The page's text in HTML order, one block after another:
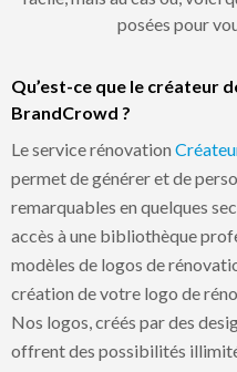
posées pour
Qu’est-ce que le créateur
BrandCrowd ?
Le service rénovation
permet de générer et de
remarquables en quelques
accès à une bibliothèque
modèles de logos de
création de votre logo de
Nos logos, créés par des
offrent des possibilités